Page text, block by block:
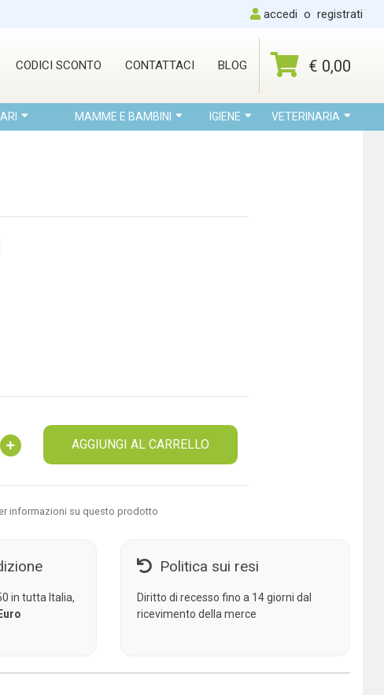
accedi o registrati
CODICI SCONTO CONTATTACI BLOG € 0,00
MAMME E BAMBINI IGIENE VETERINARIA
AGGIUNGI AL CARRELLO
informazioni su questo prodotto
in tutta Italia,
Politica sui resi
Diritto di recesso fino a 14 giorni dal
ricevimento della merce